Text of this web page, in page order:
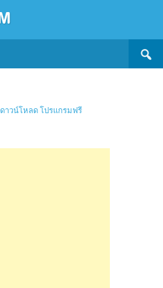
ดาวน์โหลด โปรแกรมฟรี